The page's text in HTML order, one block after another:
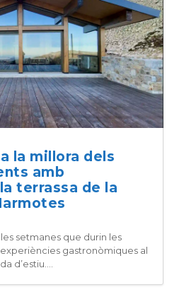
la millora dels
amb
terrassa de la
setmanes que durin les
gastronòmiques al
d’estiu....